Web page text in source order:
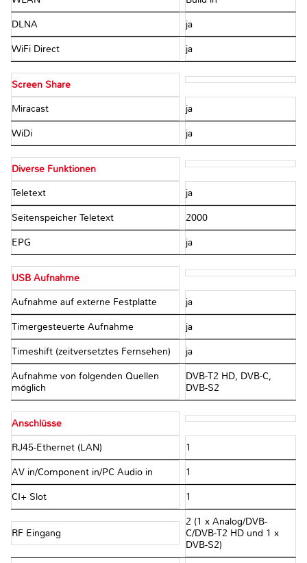
DLNA ja
WiFi Direct ja
Screen Share
Miracast ja
WiDi ja
Diverse Funktionen
Teletext ja
Seitenspeicher Teletext 2000
EPG ja
USB Aufnahme
Aufnahme auf externe Festplatte ja
Timergesteuerte Aufnahme ja
Timeshift (zeitversetztes Fernsehen) ja
Aufnahme von folgenden Quellen
möglich
DVB-T2 HD, DVB-C,
DVB-S2
Anschlüsse
RJ45-Ethernet (LAN) 1
AV in/Component in/PC Audio in 1
CI+ Slot 1
RF Eingang
2 (1 x Analog/DVB-
C/DVB-T2 HD und 1 x
DVB-S2)